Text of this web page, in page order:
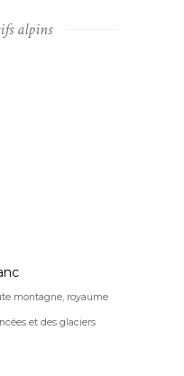
alpins
montagne, royaume
et des glaciers